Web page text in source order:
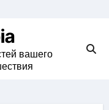
вашего